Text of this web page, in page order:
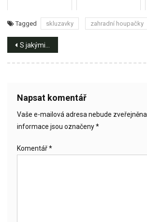
Tagged skluzavky zahradní houpačky
Navigace
S jakými výhodami přichází bioklimatické pergoly?
Napsat komentář
Vaše e-mailová adresa nebude zveřejněna.
informace jsou označeny*
Komentář*